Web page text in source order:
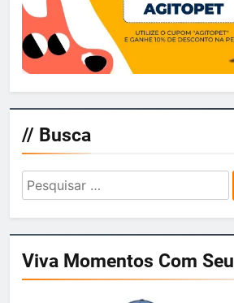
// Busca
Pesquisar
por:
Viva Momentos Com Seu